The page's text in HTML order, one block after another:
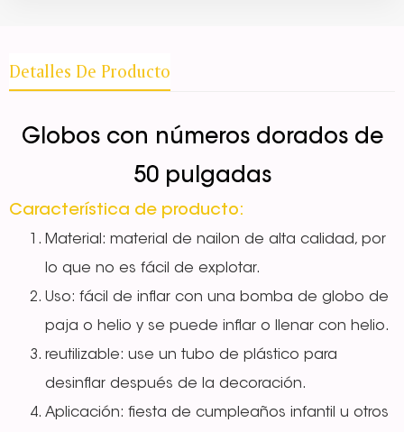
Detalles De Producto
Globos con números dorados de
50 pulgadas
Característica de producto:
Material: material de nailon de alta calidad, por
lo que no es fácil de explotar.
Uso: fácil de inflar con una bomba de globo de
paja o helio y se puede inflar o llenar con helio.
reutilizable: use un tubo de plástico para
desinflar después de la decoración.
Aplicación: fiesta de cumpleaños infantil u otros